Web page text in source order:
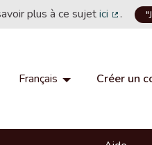
plus à ce sujetici
(Lien
.
Français Choisir la langue
Créer un